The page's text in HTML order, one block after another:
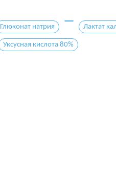
Глюконат натрия Лактат
Уксусная кислота 80%